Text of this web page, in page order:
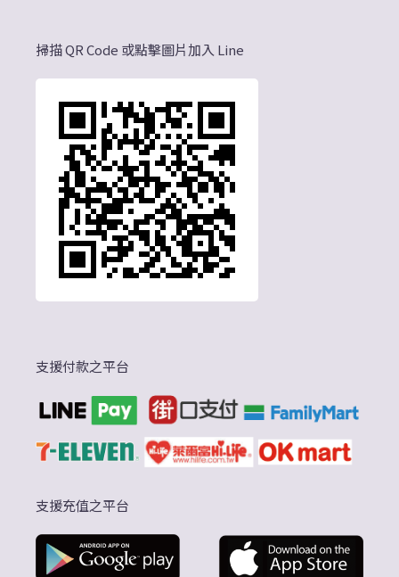
掃描 QR Code 或點擊圖片加入 Line
支援付款之平台
支援充值之平台